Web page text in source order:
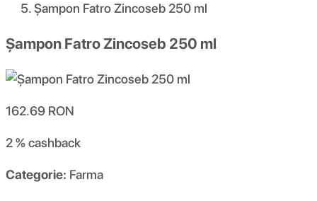
Șampon Fatro Zincoseb 250 ml
Șampon Fatro Zincoseb 250 ml
162.69 RON
2 %cashback
Categorie: Farma